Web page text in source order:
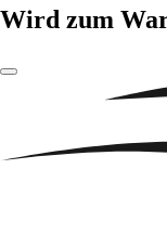
Wird zum